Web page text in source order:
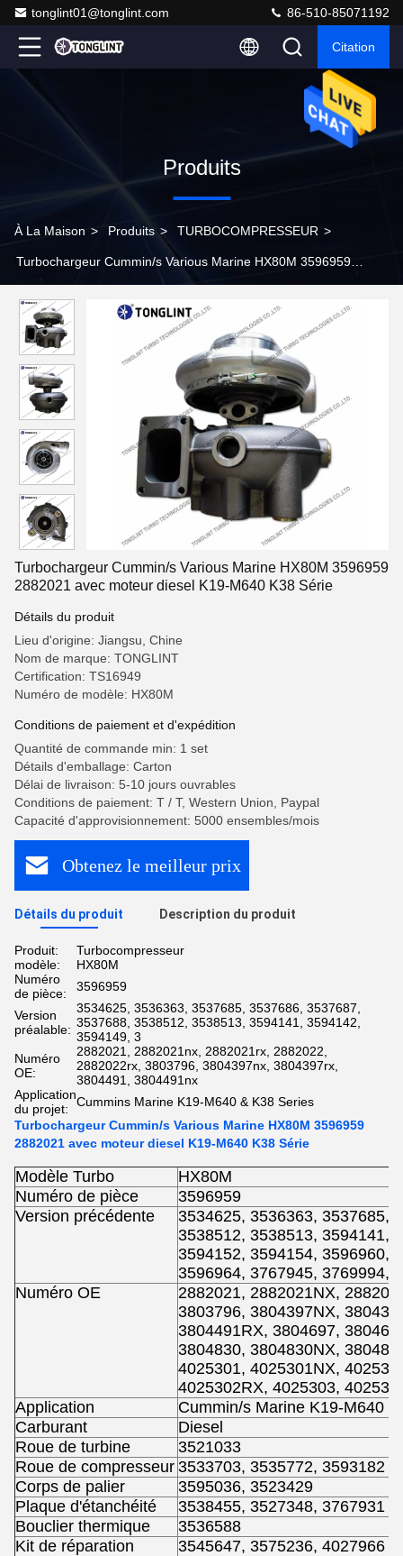
tonglint01@tonglint.com 86-510-85071192
Citation
Produits
À La Maison > Produits > TURBOCOMPRESSEUR >
Turbochargeur Cummin/s Various Marine HX80M 3596959
Turbochargeur Cummin/s Various Marine HX80M 3596959
2882021 avec moteur diesel K19-M640 K38 Série
Détails du produit
Lieu d'origine: Jiangsu, Chine
Nom de marque: TONGLINT
Certification: TS16949
Numéro de modèle: HX80M
Conditions de paiement et d'expédition
Quantité de commande min: 1 set
Détails d'emballage: Carton
Délai de livraison: 5-10 jours ouvrables
Conditions de paiement: T / T, Western Union, Paypal
Capacité d'approvisionnement: 5000 ensembles/mois
Obtenez le meilleur prix
Détails du produit Description du produit
Produit:
Turbocompresseur
modèle:
HX80M
Numéro
de pièce:
3596959
Version
préalable:
3534625, 3536363, 3537685, 3537686, 3537687,
3537688, 3538512, 3538513, 3594141, 3594142,
3594149, 3
Numéro
OE:
2882021, 2882021nx, 2882021rx, 2882022,
2882022rx, 3803796, 3804397nx, 3804397rx,
3804491, 3804491nx
Application
du projet:
Cummins Marine K19-M640 & K38 Series
Turbochargeur Cummin/s Various Marine HX80M 3596959
2882021 avec moteur diesel K19-M640 K38 Série
Modèle Turbo
HX80M
Numéro de pièce
3596959
Version précédente
3534625, 3536363, 3537685,
3538512, 3538513, 3594141,
3594152, 3594154, 3596960,
3596964, 3767945, 3769994,
Numéro OE
2882021, 2882021NX,
3803796, 3804397NX,
3804491RX, 3804697,
3804830, 3804830NX,
4025301, 4025301NX,
4025302RX, 4025303,
Application
Cummin/s Marine K19-M640
Carburant
Diesel
Roue de turbine
3521033
Roue de compresseur 3533703, 3535772, 3593182
Corps de palier
3595036, 3523429
Plaque d'étanchéité
3538455, 3527348, 3767931
Bouclier thermique
3536588
Kit de réparation
3545647, 3575236, 4027966